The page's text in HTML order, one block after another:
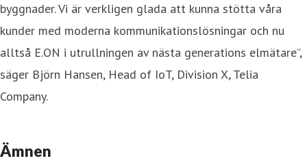
byggnader. Vi är verkligen glada att kunna stötta våra
kunder med moderna kommunikationslösningar och nu
alltså E.ON i utrullningen av nästa generations elmätare”,
säger Björn Hansen, Head of IoT, Division X, Telia
Company.
Ämnen